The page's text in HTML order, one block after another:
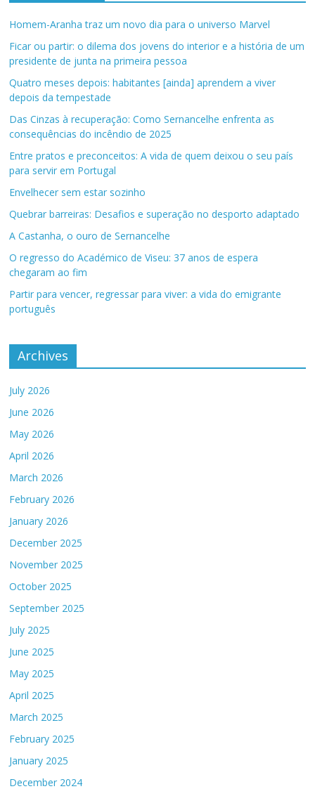
Homem-Aranha traz um novo dia para o universo Marvel
Ficar ou partir: o dilema dos jovens do interior e a história de um
presidente de junta na primeira pessoa
Quatro meses depois: habitantes [ainda] aprendem a viver
depois da tempestade
Das Cinzas à recuperação: Como Sernancelhe enfrenta as
consequências do incêndio de 2025
Entre pratos e preconceitos: A vida de quem deixou o seu país
para servir em Portugal
Envelhecer sem estar sozinho
Quebrar barreiras: Desafios e superação no desporto adaptado
A Castanha, o ouro de Sernancelhe
O regresso do Académico de Viseu: 37 anos de espera
chegaram ao fim
Partir para vencer, regressar para viver: a vida do emigrante
português
Archives
July 2026
June 2026
May 2026
April 2026
March 2026
February 2026
January 2026
December 2025
November 2025
October 2025
September 2025
July 2025
June 2025
May 2025
April 2025
March 2025
February 2025
January 2025
December 2024